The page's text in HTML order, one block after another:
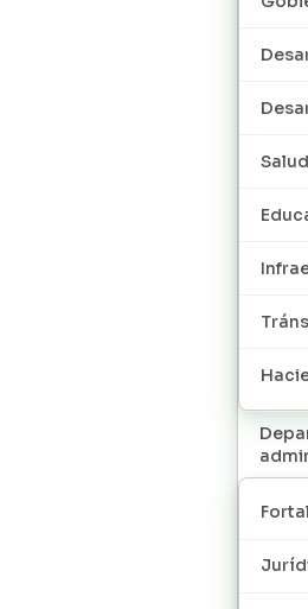
Salud